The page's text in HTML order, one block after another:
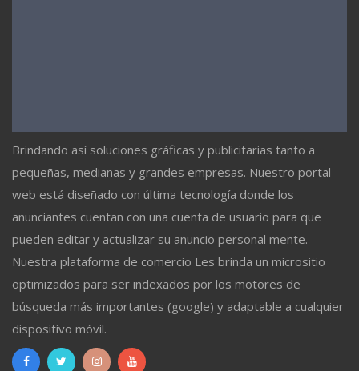
Brindando así soluciones gráficas y publicitarias tanto a
pequeñas, medianas y grandes empresas. Nuestro portal
web está diseñado con última tecnología donde los
anunciantes cuentan con una cuenta de usuario para que
pueden editar y actualizar su anuncio personal mente.
Nuestra plataforma de comercio Les brinda un micrositio
optimizados para ser indexados por los motores de
búsqueda más importantes (google) y adaptable a cualquier
dispositivo móvil.